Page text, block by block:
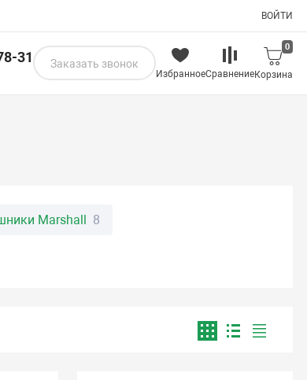
ВОЙТИ
31 Заказать звонок
ИзбранноеСравнение
0
Корзина
Marshall 8